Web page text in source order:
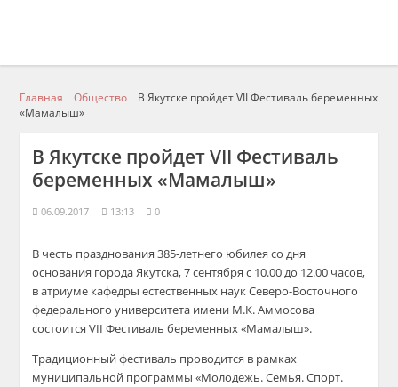
Главная Общество
В Якутске пройдет VII Фестиваль беременных
«Мамалыш»
В Якутске пройдет VII Фестиваль
беременных «Мамалыш»
06.09.2017 13:13 0
В честь празднования 385-летнего юбилея со дня
основания города Якутска, 7 сентября с 10.00 до 12.00 часов,
в атриуме кафедры естественных наук Северо-Восточного
федерального университета имени М.К. Аммосова
состоится VII Фестиваль беременных «Мамалыш».
Традиционный фестиваль проводится в рамках
муниципальной программы «Молодежь. Семья. Спорт.